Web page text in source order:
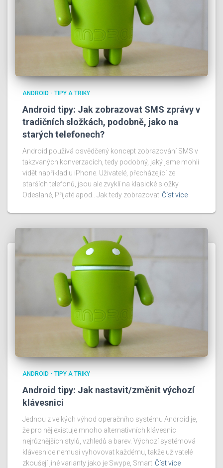
ANDROID - TIPY A TRIKY
Android tipy: Jak zobrazovat SMS zprávy v
tradičních složkách, podobně, jako na
starých telefonech?
Android používá osvědčený koncept zobrazování SMS v
takzvaných konverzacích, tedy podobný, jaký jsme mohli
vidět například u iPhone. Uživatelé, přecházející ze
starších telefonů, jsou ale zvyklí na klasické složky
Odeslané, Přijaté apod.. Jak tedy zobrazovat Číst více
ANDROID - TIPY A TRIKY
Android tipy: Jak nastavit/změnit výchozí
klávesnici
Jednou z velkých výhod operačního systému Android je,
že pro něj existuje mnoho alternativních klávesnic
nejrůznějších stylů, vzhledů a barev. Výchozí systémová
klávesnice nemusí vyhovovat každému, takže uživatelé
zkoušejí jiné varianty jako je Swype, Smart Číst více